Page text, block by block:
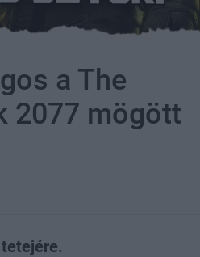
a The
2077 mögött